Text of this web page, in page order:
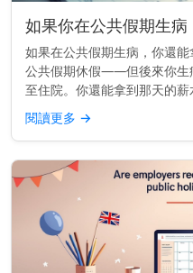
如果你在公共假期生病
如果在公共假期生病，你還
公共假期休假——但後來你生
至住院。你還能拿到那天的
很大程度上取決於你工作的地
見解： 在許多地...
閱讀更多 →